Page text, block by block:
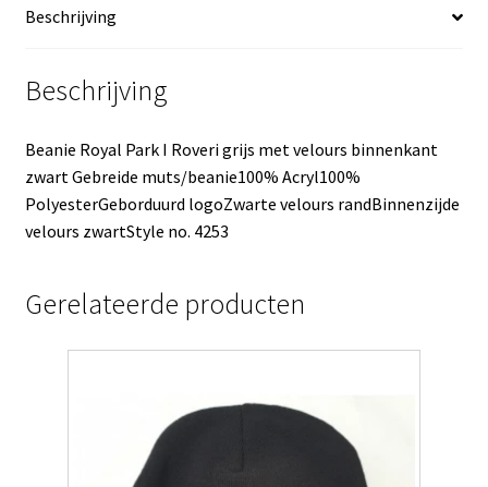
aantal
Beschrijving
Beschrijving
Beanie Royal Park I Roveri grijs met velours binnenkant
zwart Gebreide muts/beanie100% Acryl100%
PolyesterGeborduurd logoZwarte velours randBinnenzijde
velours zwartStyle no. 4253
Gerelateerde producten